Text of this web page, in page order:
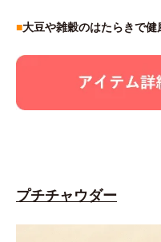
■大豆や雑穀のはたらきで
プチチャウダー